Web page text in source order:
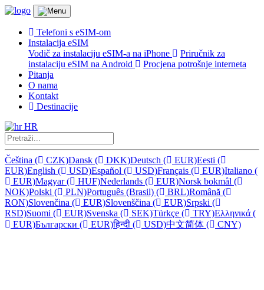
Telefoni s eSIM-om
Instalacija eSIM
Vodič za instalaciju eSIM-a na iPhone
Priručnik za
instalaciju eSIM na Android
Procjena potrošnje interneta
Pitanja
O nama
Kontakt
Destinacije
HR
Čeština ( CZK)Dansk ( DKK)Deutsch ( EUR)Eesti (
EUR)English ( USD)Español ( USD)Français ( EUR)Italiano (
EUR)Magyar( HUF)Nederlands ( EUR)Norsk bokmål (
NOK)Polski ( PLN)Português (Brasil) ( BRL)Română (
RON)Slovenčina ( EUR)Slovenščina ( EUR)Srpski (
RSD)Suomi ( EUR)Svenska ( SEK)Türkçe ( TRY)Ελληνικά (
EUR)Български ( EUR)हिन्दी ( USD)中文简体 ( CNY)